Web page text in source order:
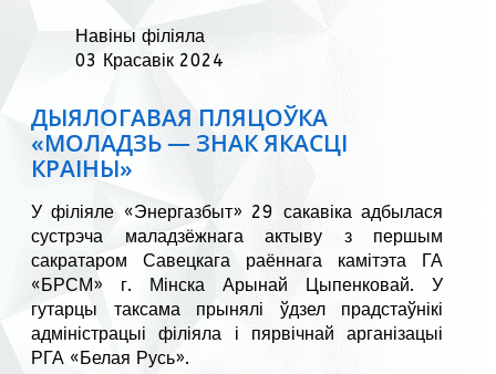
Навіны філіяла
03 Красавік 2024
ДЫЯЛОГАВАЯ ПЛЯЦОЎКА
«МОЛАДЗЬ — ЗНАК ЯКАСЦІ
КРАІНЫ»
У філіяле «Энергазбыт» 29 сакавіка адбылася
сустрэча маладзёжнага актыву з першым
сакратаром Савецкага раённага камітэта ГА
«БРСМ» г. Мінска Арынай Цыпенковай. У
гутарцы таксама прынялі ўдзел прадстаўнікі
адміністрацыі філіяла і пярвічнай арганізацыі
РГА «Белая Русь».